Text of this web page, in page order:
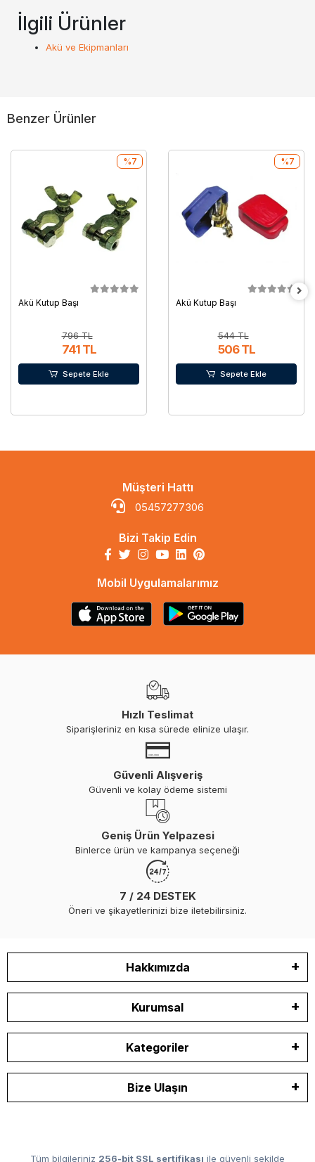
İlgili Ürünler
Akü ve Ekipmanları
Benzer Ürünler
Akü Kutup Başı
796 TL
741 TL
%7
Sepete Ekle
Akü Kutup Başı
544 TL
506 TL
%7
Sepete Ekle
Müşteri Hattı
05457277306
Bizi Takip Edin
Mobil Uygulamalarımız
Hızlı Teslimat
Siparişleriniz en kısa sürede elinize ulaşır.
Güvenli Alışveriş
Güvenli ve kolay ödeme sistemi
Geniş Ürün Yelpazesi
Binlerce ürün ve kampanya seçeneği
7 / 24 DESTEK
Öneri ve şikayetlerinizi bize iletebilirsiniz.
Hakkımızda
Kurumsal
Kategoriler
Bize Ulaşın
Tüm bilgileriniz 256-bit SSL sertifikası ile güvenli şekilde